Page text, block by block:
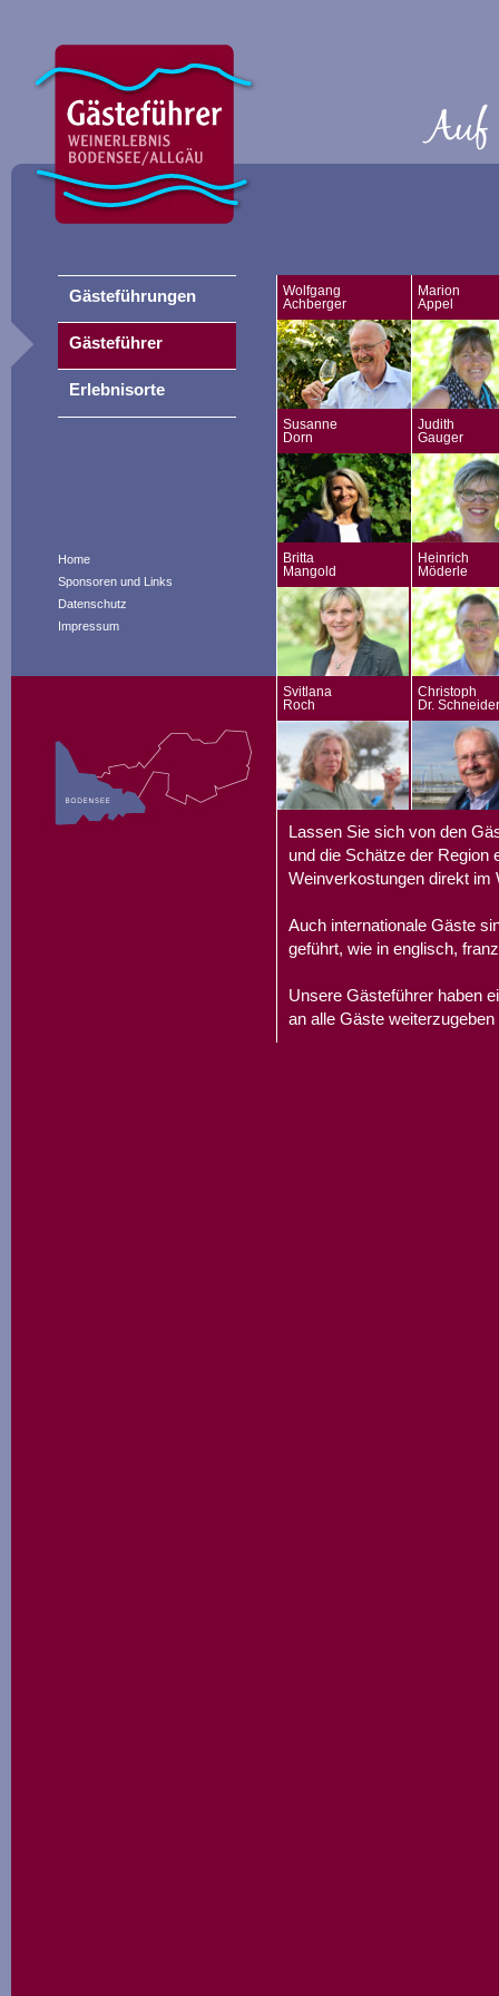
Home
Sponsoren und Links
Datenschutz
Impressum
Wolfgang
Achberger
Marion
Appel
Susanne
Dorn
Judith
Gauger
Britta
Mangold
Heinrich
Möderle
Svitlana
Roch
Christoph
Dr. Schneider
Lassen Sie sich von den
und die Schätze der Region
Weinverkostungen direkt im
Auch internationale Gäste
geführt, wie in englisch,
Unsere Gästeführer haben
an alle Gäste
Gästeführungen
Gästeführer
Erlebnisorte